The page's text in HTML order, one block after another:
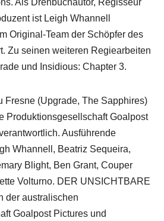
ist Leigh Whannell
Original-Team der Schöpfer des
Zu seinen weiteren Regiearbeiten
und Insidious: Chapter 3.
Fresne (Upgrade, The Sapphires)
Produktionsgesellschaft Goalpost
Ausführende
Whannell, Beatriz Sequeira,
Blight, Ben Grant, Couper
Volturno. DER UNSICHTBARE
der australischen
Goalpost Pictures und